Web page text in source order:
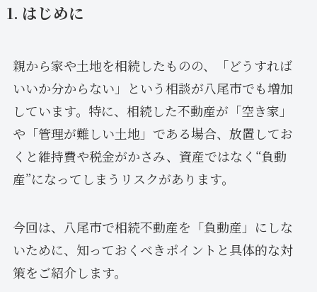
1. はじめに
親から家や土地を相続したものの、「どうすれば
いいか分からない」という相談が八尾市でも増加
しています。特に、相続した不動産が「空き家」
や「管理が難しい土地」である場合、放置してお
くと維持費や税金がかさみ、資産ではなく“負動
産”になってしまうリスクがあります。
今回は、八尾市で相続不動産を「負動産」にしな
いために、知っておくべきポイントと具体的な対
策をご紹介します。